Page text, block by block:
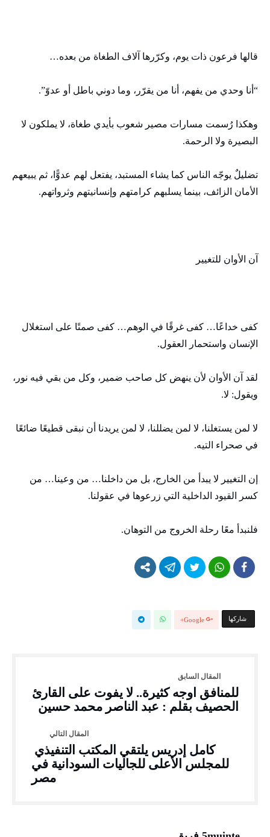
قالها فرعون ذات يوم، وكرّرها آلاف الطغاة من بعده…
“أنا وحدي من يفهم، أنا من يقرّر، وما دوني باطل أو عدوّ”.
وهكذا رُسمت مسارات مصير شعوب بأيدي طغاة، لا يملكون لا
البصيرة ولا الرحمة.
تضليلٌ يوجّه الناس كما يشاء المستبد، يفتعل لهم عدوًّا، ثم يبيعهم
الأمان الزائف، بينما يسلبهم كرامتهم وإنسانيتهم وثرواتهم.
آن الأوان للتغيير
كفى خداعًا… كفى غرقًا في الوهم… كفى صمتًا على استغلال
الإنسان واستحمار العقول.
لقد آن الأوان لأن ينهض كل صاحب ضمير، وكل من بقي فيه نور،
ويقول: لا.
لا لمن يستغلنا، لا لمن يضللنا، لا لمن يريدنا أن نبقى قطيعًا ضائعًا
في صحراء التيه.
إن التغيير لا يبدأ من الخارج، بل من داخلنا… من وعينا… من
كسر القيود الداخلية التي زرعوها في عقولنا.
فلنبدأ معًا رحلة الخروج من التوهان.
‫‫ شاركها‬ Google+
للمنافق اوجه كثيرة.. لا يفوت على القارئ
الحصيف بقلم : عبد الناصر محمد حسين
كامل إدريس يلتقي المكتب التنفيذي
للمجلس الأعلى للجاليات السودانية في
مصر